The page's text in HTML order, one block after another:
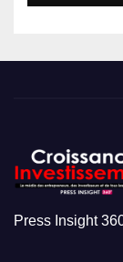
Press Insight